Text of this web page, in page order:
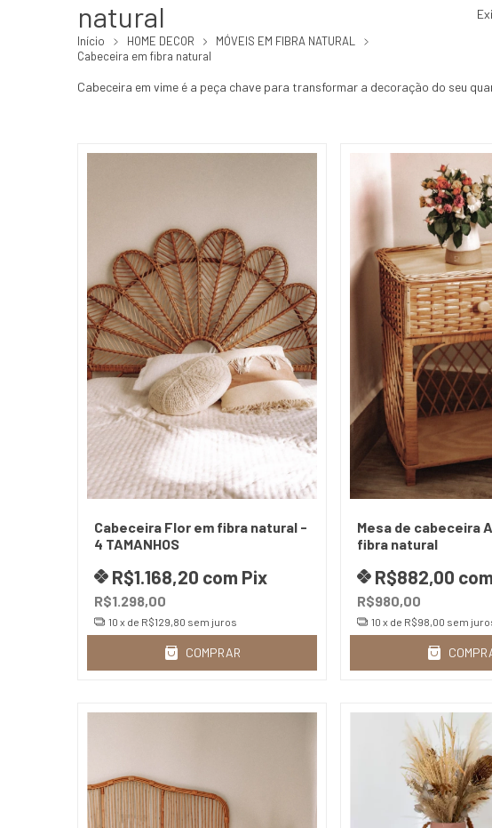
natural
Início HOME DECOR
MÓVEIS EM FIBRA NATURAL
Cabeceira em fibra natural
Cabeceira em vime é a peça chave para transformar a decoração do seu
Cabeceira Flor em fibra natural -
4 TAMANHOS
R$1.298,00
R$1.168,20 com Pix
10 x de R$129,80 sem juros
COMPRAR
Mesa de cabeceira
fibra natural
R$980,00
R$882,00 com
10 x de R$98,00 sem